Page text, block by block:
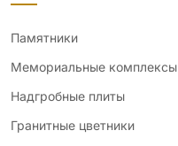
Памятники
Мемориальные комплексы
Надгробные плиты
Гранитные цветники